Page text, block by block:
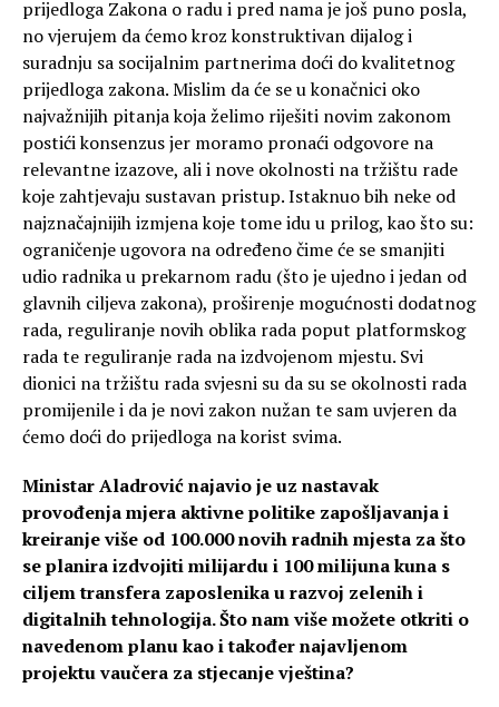
prijedloga Zakona o radu i pred nama je još puno posla,
no vjerujem da ćemo kroz konstruktivan dijalog i
suradnju sa socijalnim partnerima doći do kvalitetnog
prijedloga zakona. Mislim da će se u konačnici oko
najvažnijih pitanja koja želimo riješiti novim zakonom
postići konsenzus jer moramo pronaći odgovore na
relevantne izazove, ali i nove okolnosti na tržištu rade
koje zahtjevaju sustavan pristup. Istaknuo bih neke od
najznačajnijih izmjena koje tome idu u prilog, kao što su:
ograničenje ugovora na određeno čime će se smanjiti
udio radnika u prekarnom radu (što je ujedno i jedan od
glavnih ciljeva zakona), proširenje mogućnosti dodatnog
rada, reguliranje novih oblika rada poput platformskog
rada te reguliranje rada na izdvojenom mjestu. Svi
dionici na tržištu rada svjesni su da su se okolnosti rada
promijenile i da je novi zakon nužan te sam uvjeren da
ćemo doći do prijedloga na korist svima.
Ministar Aladrović najavio je uz nastavak
provođenja mjera aktivne politike zapošljavanja i
kreiranje više od 100.000 novih radnih mjesta za što
se planira izdvojiti milijardu i 100 milijuna kuna s
ciljem transfera zaposlenika u razvoj zelenih i
digitalnih tehnologija. Što nam više možete otkriti o
navedenom planu kao i također najavljenom
projektu vaučera za stjecanje vještina?